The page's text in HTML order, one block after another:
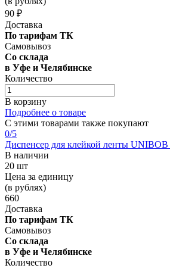
90 ₽
Доставка
По тарифам ТК
Самовывоз
Со склада
в Уфе и Челябинске
Количество
В корзину
Подробнее о товаре
С этими товарами также покупают
0/5
Диспенсер для клейкой ленты
В наличии
20 шт
Цена за единицу
(в рублях)
660
Доставка
По тарифам ТК
Самовывоз
Со склада
в Уфе и Челябинске
Количество